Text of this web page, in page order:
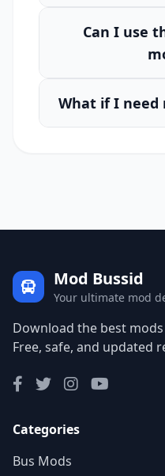
Can I use
What if I need
Mod Bussid
Your ultimate mod
Download the best
Free, safe, and updated
Categories
Bus Mods